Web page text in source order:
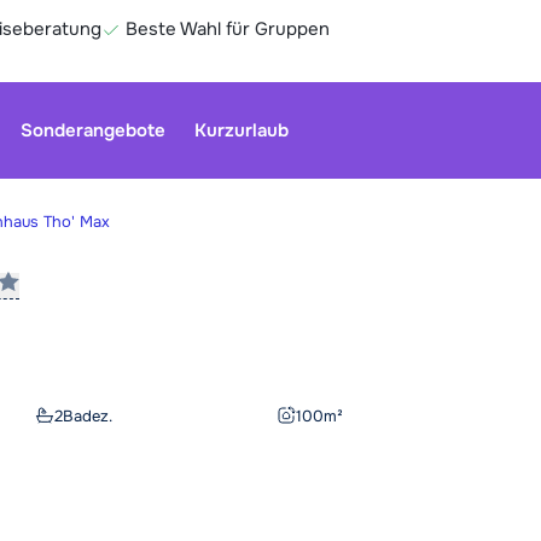
Beste Wahl für Gruppen
Sonderangebote Kurzurlaub
Tho' Max
2Badez. 100m²